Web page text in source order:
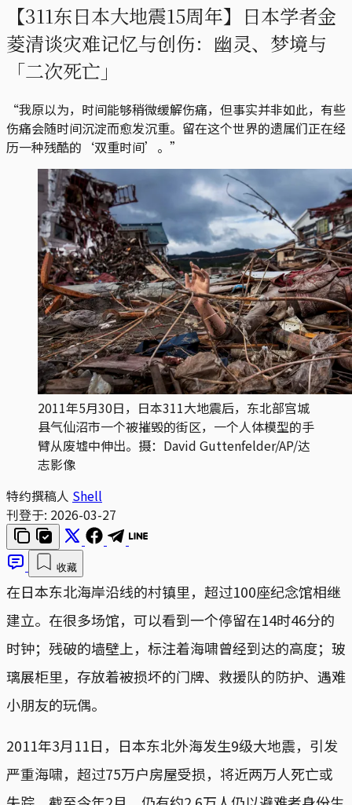
【311东日本大地震15周年】日本学者金
菱清谈灾难记忆与创伤：幽灵、梦境与
「二次死亡」
“我原以为，时间能够稍微缓解伤痛，但事实并非如此，有些
伤痛会随时间沉淀而愈发沉重。留在这个世界的遗属们正在经
历一种残酷的‘双重时间’。”
2011年5月30日，日本311大地震后，东北部宫城
县气仙沼市一个被摧毁的街区，一个人体模型的手
臂从废墟中伸出。摄：David Guttenfelder/AP/达
志影像
特约撰稿人 Shell
刊登于: 2026-03-27
收藏
在日本东北海岸沿线的村镇里，超过100座纪念馆相继
建立。在很多场馆，可以看到一个停留在14时46分的
时钟；残破的墙壁上，标注着海啸曾经到达的高度；玻
璃展柜里，存放着被损坏的门牌、救援队的防护、遇难
小朋友的玩偶。
2011年3月11日，日本东北外海发生9级大地震，引发
严重海啸，超过75万户房屋受损，将近两万人死亡或